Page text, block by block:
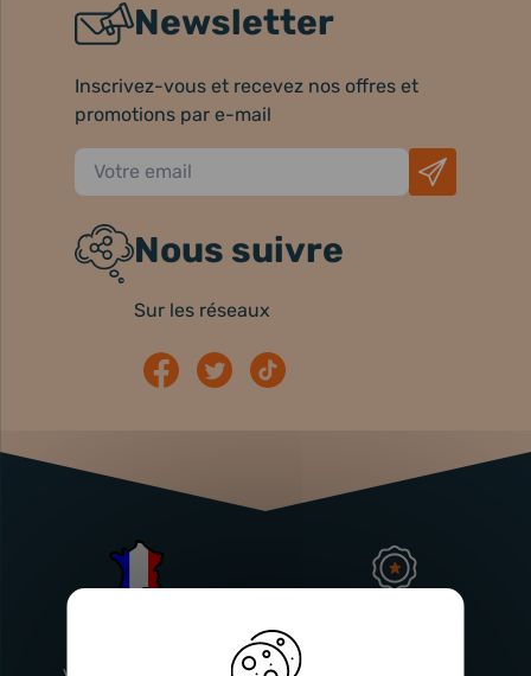
Newsletter
Inscrivez-vous et recevez nos offres et
promotions par e-mail
Nous suivre
Sur les réseaux